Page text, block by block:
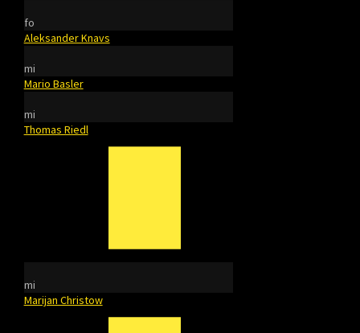
fo
Aleksander Knavs
mi
Mario Basler
mi
Thomas Riedl
mi
Marijan Christow